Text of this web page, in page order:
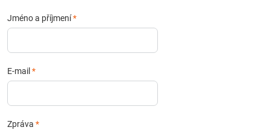
Jméno a příjmení*
E-mail *
Zpráva *